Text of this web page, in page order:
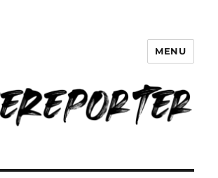
| Cultura Gamer
MENU